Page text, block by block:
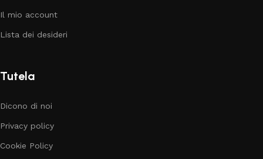
Il mio account
Lista dei desideri
Tutela
Dicono di noi
Privacy policy
Cookie Policy